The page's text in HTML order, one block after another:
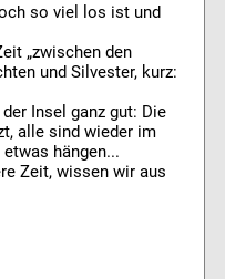
so viel los ist und
„zwischen den
und Silvester, kurz:
Insel ganz gut: Die
alle sind wieder im
hängen...
Zeit, wissen wir aus